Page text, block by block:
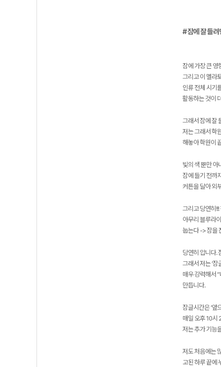
# 잠에 잘 들
잠에 가장 큰 영
그리고 이 멜라
인류 전체 시기
활동하는 것이
그래서 잠에 잘
저는 그래서 학
해놓아 학원이
빛의 색 뿐만 아
잠에 들기 전까
커튼을 달아 외
그리고 당연히
아무리 블루라
눕는다 -> 잠을
당연히 압니다.
그래서 저는 ‘
매우 강력해서
만듭니다.
잠글시간은 ‘앞
매일 오후 10시
저는 추가 기능
저도 처음에는
고된 하루 끝에